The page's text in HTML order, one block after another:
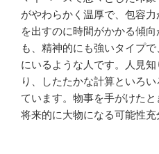
がやわらかく温厚で、包容
を出すのに時間がかかる傾
も、精神的にも強いタイプ
にいるような人です。人見
り、したたかな計算といろ
ています。物事を手がけたと
将来的に大物になる可能性充